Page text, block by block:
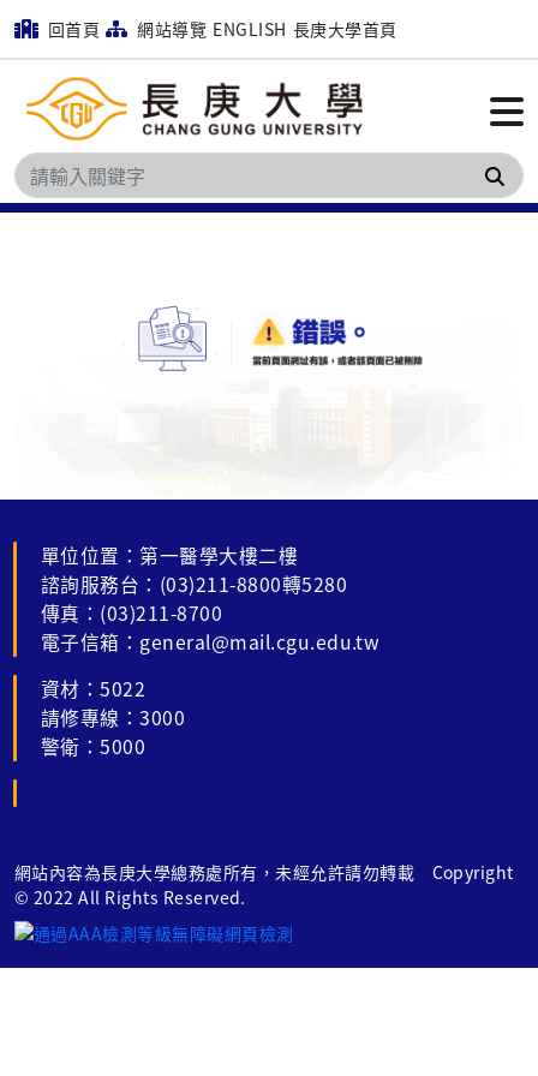
回首頁 網站導覽 ENGLISH 長庚大學首頁
搜
單位位置：第一醫學大樓二樓
諮詢服務台：(03)211-8800轉5280
傳真：(03)211-8700
電子信箱：general@mail.cgu.edu.tw
資材：5022
請修專線：3000
警衛：5000
網站內容為長庚大學總務處所有，未經允許請勿轉載 Copyright
© 2022 All Rights Reserved.